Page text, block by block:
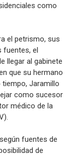
como
el petrismo, sus
fuentes, el
llegar al gabinete
que su hermano
Jaramillo
como sucesor
médico de la
fuentes de
de